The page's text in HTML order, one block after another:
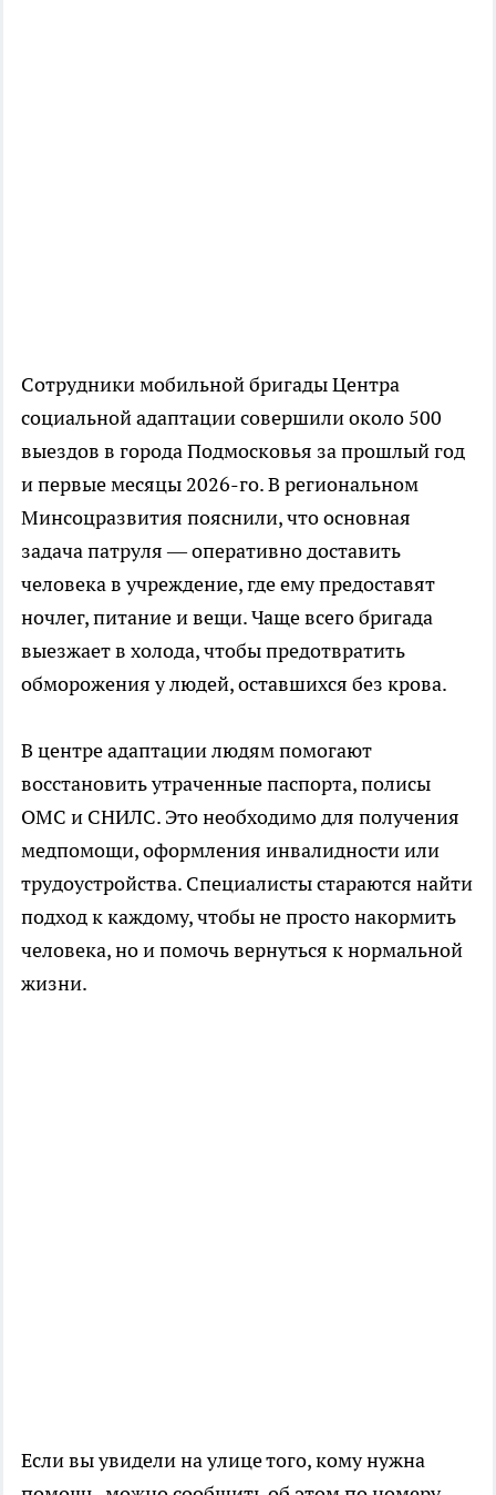
Сотрудники мобильной бригады Центра
социальной адаптации совершили около 500
выездов в города Подмосковья за прошлый год
и первые месяцы 2026-го. В региональном
Минсоцразвития пояснили, что основная
задача патруля — оперативно доставить
человека в учреждение, где ему предоставят
ночлег, питание и вещи. Чаще всего бригада
выезжает в холода, чтобы предотвратить
обморожения у людей, оставшихся без крова.
В центре адаптации людям помогают
восстановить утраченные паспорта, полисы
ОМС и СНИЛС. Это необходимо для получения
медпомощи, оформления инвалидности или
трудоустройства. Специалисты стараются найти
подход к каждому, чтобы не просто накормить
человека, но и помочь вернуться к нормальной
жизни.
Если вы увидели на улице того, кому нужна